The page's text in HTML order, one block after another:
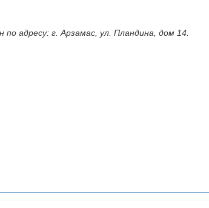
адресу: г. Арзамас, ул. Пландина, дом 14.